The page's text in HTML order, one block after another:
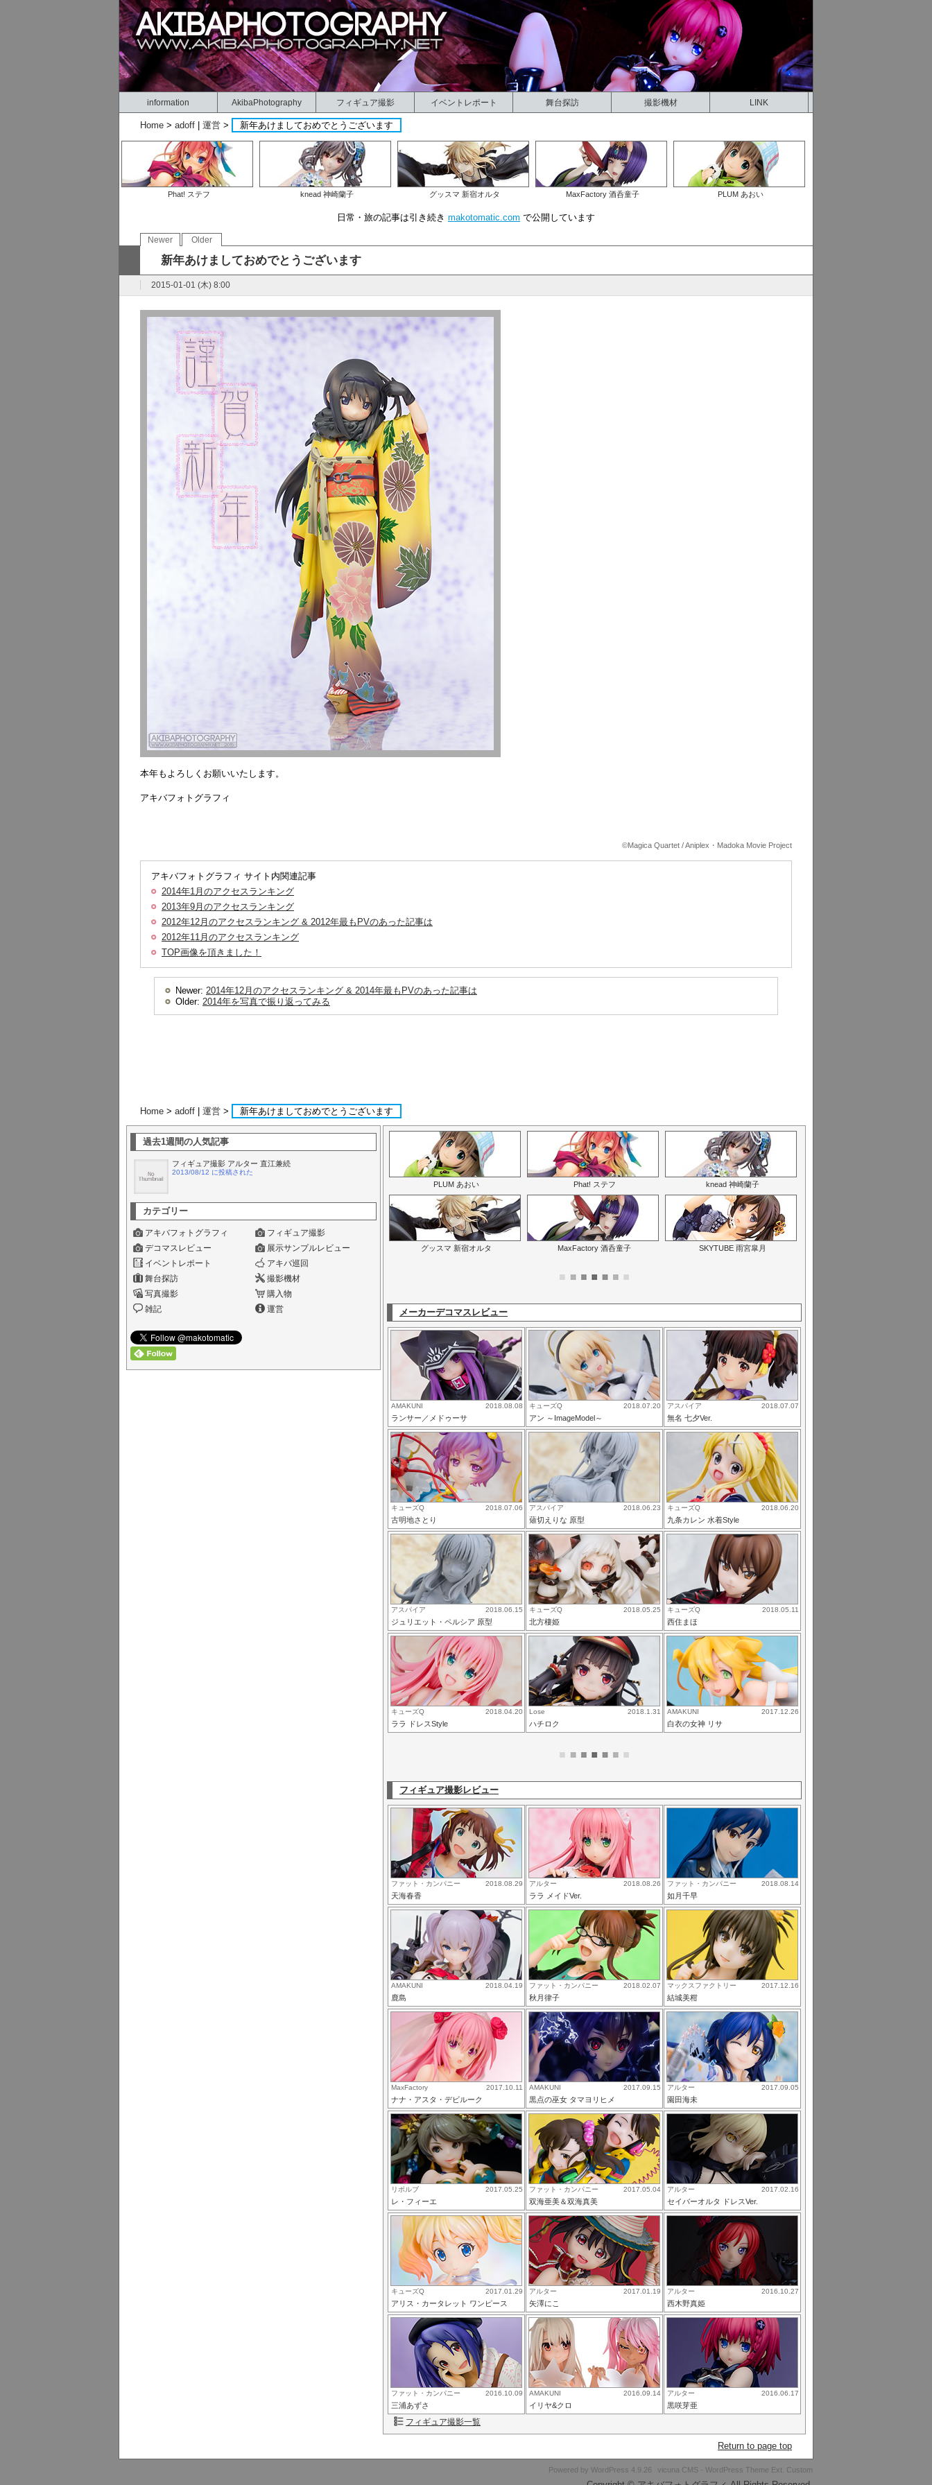
information AkibaPhotography フィギュア撮影 イベントレポート 舞台探訪 撮影機材 LINK
Home > adoff 運営 > 新年あけましておめでとうございます
Phat! ステフ knead 神崎蘭子 グッスマ 新宿オルタ MaxFactory 酒呑童子 PLUM あおい
日常・旅の記事は引き続き makotomatic.com で公開しています
Newer Older
新年あけましておめでとうございます
2015-01-01 (木) 8:00
本年もよろしくお願いいたします。
アキバフォトグラフィ
©Magica Quartet / Aniplex・Madoka Movie Project
アキバフォトグラフィ サイト内関連記事
2014年1月のアクセスランキング
2013年9月のアクセスランキング
2012年12月のアクセスランキング & 2012年最もPVのあった記事は
2012年11月のアクセスランキング
TOP画像を頂きました！
Newer: 2014年12月のアクセスランキング & 2014年最もPVのあった記事は
Older: 2014年を写真で振り返ってみる
Home > adoff 運営 > 新年あけましておめでとうございます
過去1週間の人気記事
フィギュア撮影 アルター 直江兼続
2013/08/12 に投稿された
カテゴリー
アキバフォトグラフィ
フィギュア撮影
デコマスレビュー
展示サンプルレビュー
イベントレポート
アキバ巡回
舞台探訪
撮影機材
写真撮影
購入物
雑記
運営
PLUM あおい Phat! ステフ knead 神崎蘭子
グッスマ 新宿オルタ MaxFactory 酒呑童子 SKYTUBE 雨宮皐月
メーカーデコマスレビュー
AMAKUNI 2018.08.08
ランサー／メドゥーサ
キューズQ 2018.07.20
アン ～ImageModel～
アスパイア 2018.07.07
無名 七夕Ver.
キューズQ 2018.07.06
古明地さとり
アスパイア 2018.06.23
薙切えりな 原型
キューズQ 2018.06.20
九条カレン 水着Style
アスパイア 2018.06.15
ジュリエット・ペルシア 原型
キューズQ 2018.05.25
北方棲姫
キューズQ 2018.05.11
西住まほ
キューズQ 2018.04.20
ララ ドレスStyle
Lose 2018.1.31
ハチロク
AMAKUNI 2017.12.26
白衣の女神 リサ
フィギュア撮影レビュー
ファット・カンパニー 2018.08.29
天海春香
アルター 2018.08.26
ララ メイドVer.
ファット・カンパニー 2018.08.14
如月千早
AMAKUNI 2018.04.19
鹿島
ファット・カンパニー 2018.02.07
秋月律子
マックスファクトリー 2017.12.16
結城美柑
MaxFactory 2017.10.11
ナナ・アスタ・デビルーク
AMAKUNI 2017.09.15
黒点の巫女 タマヨリヒメ
アルター 2017.09.05
園田海未
リボルブ 2017.05.25
レ・フィーエ
ファット・カンパニー 2017.05.04
双海亜美＆双海真美
アルター 2017.02.16
セイバーオルタ ドレスVer.
キューズQ 2017.01.29
アリス・カータレット ワンピース
アルター 2017.01.19
矢澤にこ
アルター 2016.10.27
西木野真姫
ファット・カンパニー 2016.10.09
三浦あずさ
AMAKUNI 2016.09.14
イリヤ&クロ
アルター 2016.06.17
黒咲芽亜
フィギュア撮影一覧
Return to page top
Powered by WordPress 4.9.26 vicuna CMS - WordPress Theme Ext. Custom